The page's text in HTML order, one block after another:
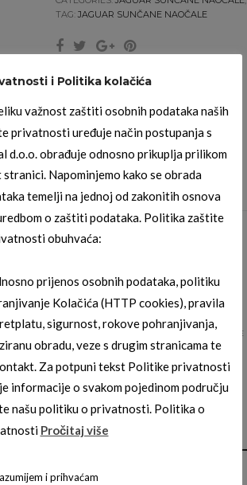
TAG: JAGUAR SUNČANE NAOČALE
JAGUAR SUNČANE NAOČALE
JAGUAR SUNČANE
NAOČALE
i Politika kolačića
važnost zaštiti osobnih podataka naših
privatnosti uređuje način postupanja s
d.o.o. obrađuje odnosno prikuplja prilikom
Napominjemo kako se obrada
temelji na jednoj od zakonitih osnova
o zaštiti podataka. Politika zaštite
obuhvaća:
prijenos osobnih podataka, politiku
Kolačića (HTTP cookies), pravila
sigurnost, rokove pohranjivanja,
obradu, veze s drugim stranicama te
Za potpuni tekst Politike privatnosti
informacije o svakom pojedinom području
našu politiku o privatnosti. Politika o
Pročitaj više
i prihvaćam